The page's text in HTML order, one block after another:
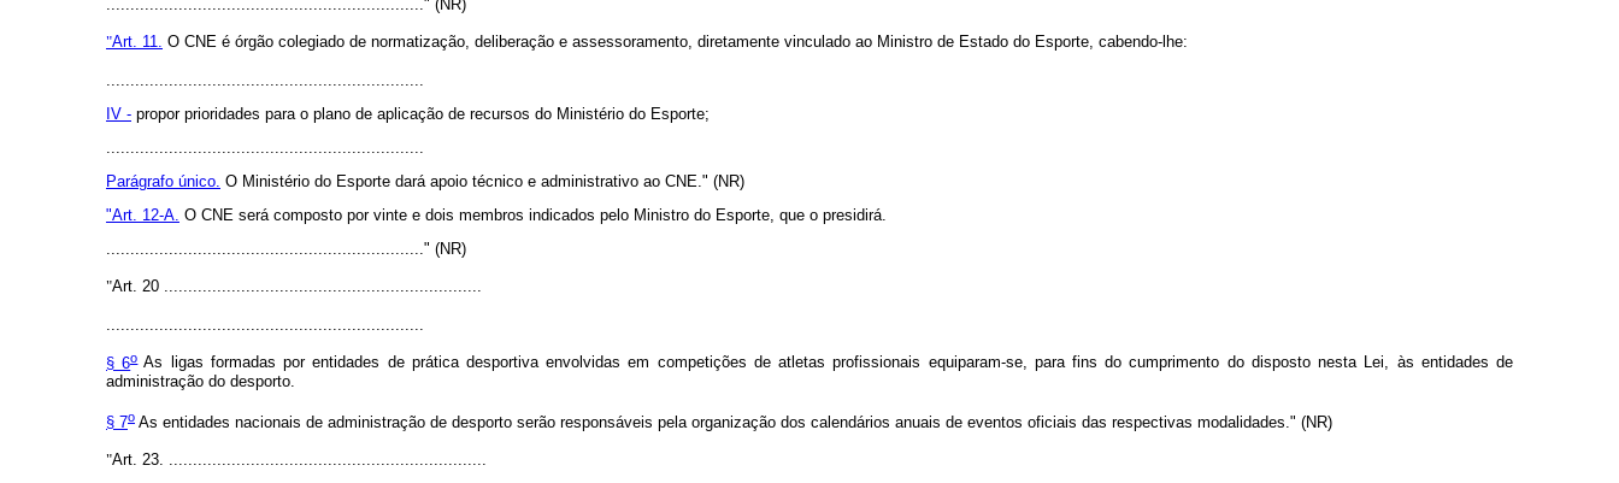
.................................................................." (NR)
"Art. 11. O CNE é órgão colegiado de normatização, deliberação e assessoramento, diretamente vinculado ao Ministro de Estado do Esporte, cabendo-lhe:
..................................................................
IV - propor prioridades para o plano de aplicação de recursos do Ministério do Esporte;
..................................................................
Parágrafo único. O Ministério do Esporte dará apoio técnico e administrativo ao CNE." (NR)
"Art. 12-A. O CNE será composto por vinte e dois membros indicados pelo Ministro do Esporte, que o presidirá.
.................................................................." (NR)
"Art. 20 ..................................................................
..................................................................
§ 6oAs ligas formadas por entidades de prática desportiva envolvidas em competições de atletas profissionais equiparam-se, para fins do cumprimento do disposto nesta Lei, às entidades de
administração do desporto.
§ 7o As entidades nacionais de administração de desporto serão responsáveis pela organização dos calendários anuais de eventos oficiais das respectivas modalidades." (NR)
"Art. 23. ..................................................................